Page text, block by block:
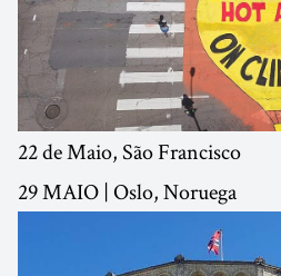
22 de Maio, São Francisco
29 MAIO | Oslo, Noruega